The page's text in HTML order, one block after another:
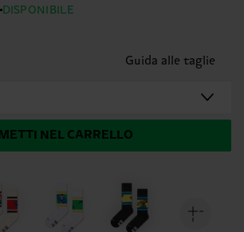
DISPONIBILE
Guida alle taglie
METTI NEL CARRELLO